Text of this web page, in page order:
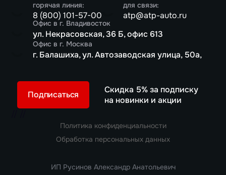
горячая линия:
8 (800) 101-57-00
для связи:
atp@atp-auto.ru
Офис в г. Владивосток
ул. Некрасовская, 36 Б, офис 613
Офис в г. Москва
г. Балашиха, ул. Автозаводская улица, 50а,
Скидка 5% за подписку
на новинки и акции
Подписаться
Политика конфиденциальности
Обработка персональных данных
ИП Русинов Александр Анатольевич